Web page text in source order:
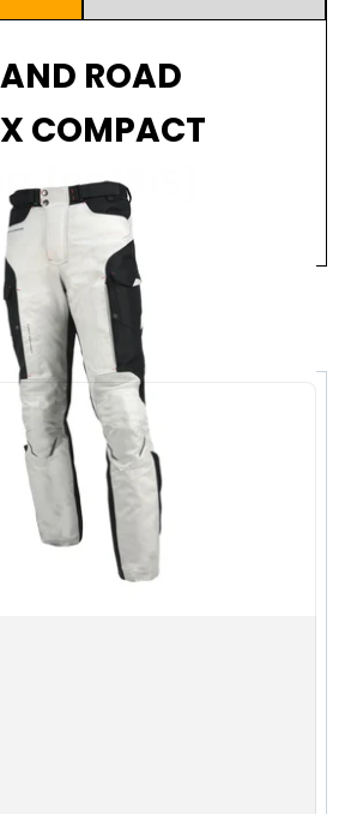
ROAD
COMPACT
[RR7815]
收納後可握在手掌中！雖然很小，但卻
必要功能！推薦給經常隨身攜帶的人。
，還有橙色和鉑金銀色可供選擇，即使
情愉悅，尺寸齊全。
Dualtex 小巧雨衣
橘色、白金銀色
L、LL、XL、BM、BL、BLL
墊：70D 套件材質